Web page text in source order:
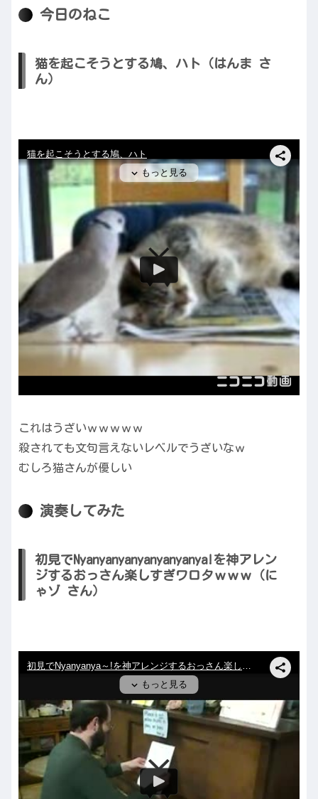
今日のねこ
猫を起こそうとする鳩、ハト（はんま さ
ん）
これはうざいｗｗｗｗｗ
殺されても文句言えないレベルでうざいなｗ
むしろ猫さんが優しい
演奏してみた
初見でNyanyanyanyanyanyanya!を神アレン
ジするおっさん楽しすぎワロタｗｗｗ（に
ゃゾ さん）